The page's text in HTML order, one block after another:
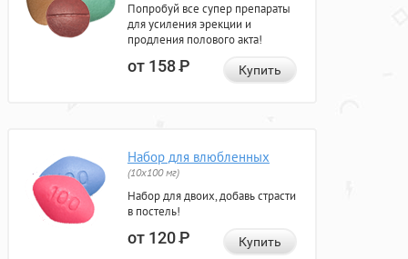
Попробуй все супер препараты
для усиления эрекции и
продления полового акта!
от 158Р Купить
Набор для влюбленных
(10х100 мг)
Набор для двоих, добавь страсти
в постель!
от 120Р Купить